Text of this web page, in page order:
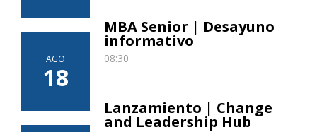
AGO
18
MBA Senior | Desayuno
informativo
08:30
Lanzamiento | Change
and Leadership Hub